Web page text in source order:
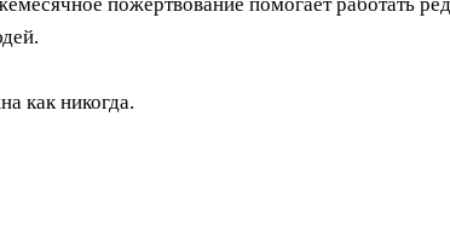
как никогда.